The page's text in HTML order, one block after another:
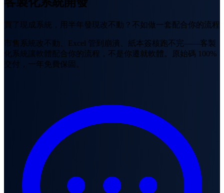
買了現成系統，用半年發現改不動？不如做一套配合你的流程
市售系統改不動、Excel 管到崩潰、紙本簽核跑不完——客製
化系統讓軟體配合你的流程，不是你遷就軟體。原始碼 100%
交付，一年免費保固。